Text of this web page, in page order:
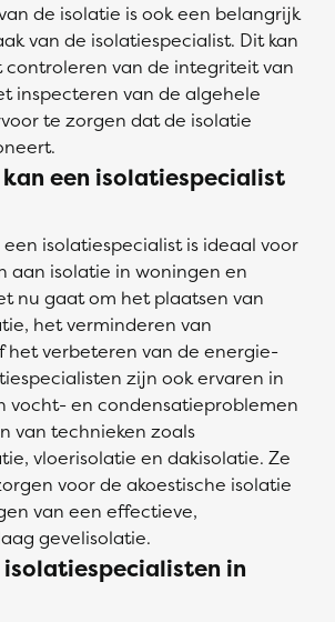
de isolatie is ook een belangrijk
van de isolatiespecialist. Dit kan
controleren van de integriteit van
inspecteren van de algehele
te zorgen dat de isolatie
een isolatiespecialist
isolatiespecialist is ideaal voor
aan isolatie in woningen en
nu gaat om het plaatsen van
het verminderen van
het verbeteren van de energie-
zijn ook ervaren in
vocht- en condensatieproblemen
van technieken zoals
vloerisolatie en dakisolatie. Ze
voor de akoestische isolatie
van een effectieve,
gevelisolatie.
in